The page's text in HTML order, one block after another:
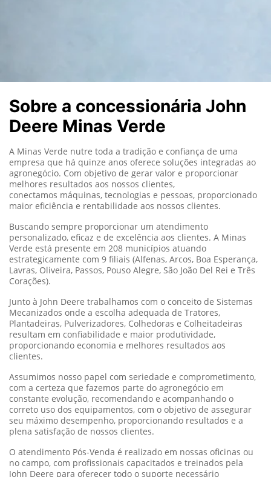
Sobre a concessionária John
Deere Minas Verde
A Minas Verde nutre toda a tradição e confiança de uma
empresa que há quinze anos oferece soluções integradas ao
agronegócio. Com objetivo de gerar valor e proporcionar
melhores resultados aos nossos clientes,
conectamos máquinas, tecnologias e pessoas, proporcionado
maior eficiência e rentabilidade aos nossos clientes.
Buscando sempre proporcionar um atendimento
personalizado, eficaz e de excelência aos clientes. A Minas
Verde está presente em 208 municípios atuando
estrategicamente com 9 filiais (Alfenas, Arcos, Boa Esperança,
Lavras, Oliveira, Passos, Pouso Alegre, São João Del Rei e Três
Corações).
Junto à John Deere trabalhamos com o conceito de Sistemas
Mecanizados onde a escolha adequada de Tratores,
Plantadeiras, Pulverizadores, Colhedoras e Colheitadeiras
resultam em confiabilidade e maior produtividade,
proporcionando economia e melhores resultados aos
clientes.
Assumimos nosso papel com seriedade e comprometimento,
com a certeza que fazemos parte do agronegócio em
constante evolução, recomendando e acompanhando o
correto uso dos equipamentos, com o objetivo de assegurar
seu máximo desempenho, proporcionando resultados e a
plena satisfação de nossos clientes.
O atendimento Pós-Venda é realizado em nossas oficinas ou
no campo, com profissionais capacitados e treinados pela
John Deere para oferecer todo o suporte necessário